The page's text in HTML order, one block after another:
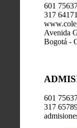
601
317
Avenida
Bogotá -
601
317